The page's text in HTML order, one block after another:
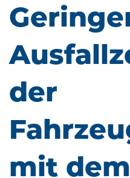
der
mit dem